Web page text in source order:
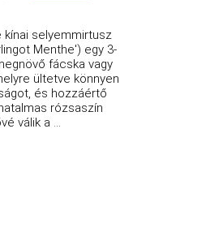
kínai selyemmirtusz
Menthe') egy 3-
fácska vagy
ültetve könnyen
és hozzáértő
rózsaszín
válik a ...